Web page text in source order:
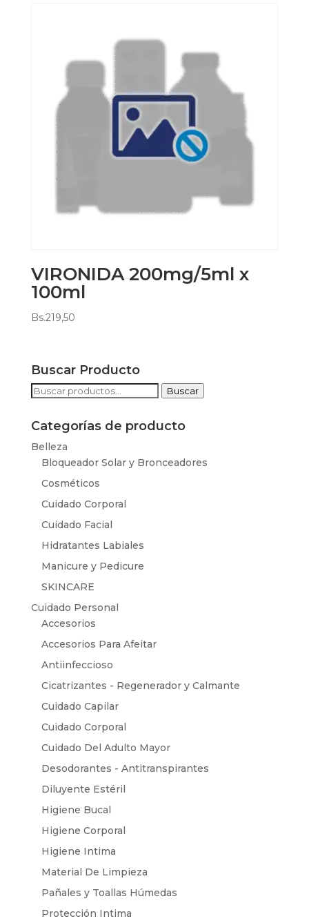
VIRONIDA 200mg/5ml x
100ml
Bs.219,50
Buscar Producto
Buscar
Buscar
Categorías de producto
Belleza
Bloqueador Solar y Bronceadores
Cosméticos
Cuidado Corporal
Cuidado Facial
Hidratantes Labiales
Manicure y Pedicure
SKINCARE
Cuidado Personal
Accesorios
Accesorios Para Afeitar
Antiinfeccioso
Cicatrizantes - Regenerador y Calmante
Cuidado Capilar
Cuidado Corporal
Cuidado Del Adulto Mayor
Desodorantes - Antitranspirantes
Diluyente Estéril
Higiene Bucal
Higiene Corporal
Higiene Intima
Material De Limpieza
Pañales y Toallas Húmedas
Protección Intima